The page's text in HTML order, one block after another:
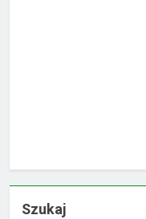
Szukaj